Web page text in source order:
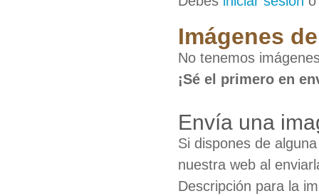
Imágenes
No tenemos
¡Sé el primero en
Envía una
Si dispones de
nuestra web al
Descripción para la